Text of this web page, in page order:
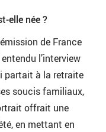
elle née ?
de France
l’interview
partait à la retraite
soucis familiaux,
offrait une
en mettant en